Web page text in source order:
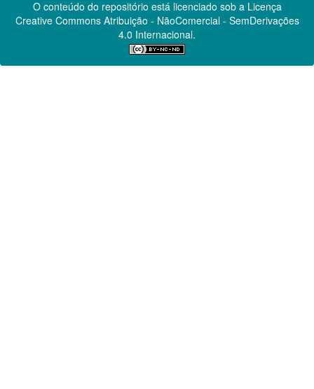
O conteúdo do repositório está licenciado sob a Licença
Creative CommonsAtribuição - NãoComercial - SemDerivações
4.0 Internacional.